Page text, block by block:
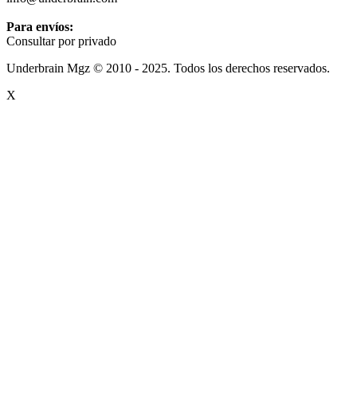
Para envíos:
Consultar por privado
Underbrain Mgz © 2010 - 2025. Todos los derechos reservados.
X